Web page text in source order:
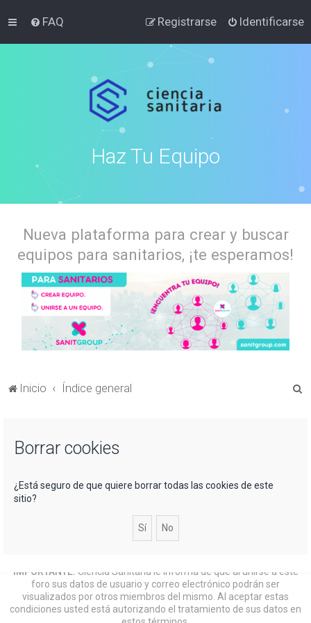
FAQ Identificarse
Registrarse
Haz Tu Equipo
Nueva plataforma para crear y buscar
equipos para sanitarios, ¡te esperamos!
Inicio Índice general
Borrar cookies
¿Está seguro de que quiere borrar todas las cookies de este
sitio?
IMPORTANTE: Ciencia Sanitaria le informa de que al unirse a este
foro sus datos de usuario y correo electrónico podrán ser
visualizados por otros miembros del mismo. Al aceptar estas
condiciones usted está autorizando el tratamiento de sus datos en